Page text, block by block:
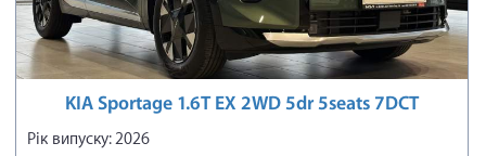
KIA Sportage 1.6T EX 2WD 5dr 5seats 7DCT
Рік випуску: 2026